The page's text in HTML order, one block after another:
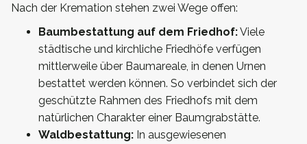
Nach der Kremation stehen zwei Wege offen:
Baumbestattung auf dem Friedhof:Viele
städtische und kirchliche Friedhöfe verfügen
mittlerweile über Baumareale, in denen Urnen
bestattet werden können. So verbindet sich der
geschützte Rahmen des Friedhofs mit dem
natürlichen Charakter einer Baumgrabstätte.
Waldbestattung: In ausgewiesenen